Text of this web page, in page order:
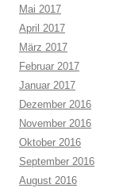
Mai 2017
April 2017
März 2017
Februar 2017
Januar 2017
Dezember 2016
November 2016
Oktober 2016
September 2016
August 2016